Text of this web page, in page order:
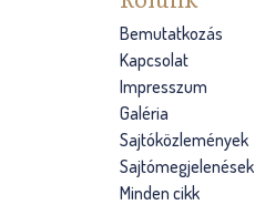
Bemutatkozás
Kapcsolat
Impresszum
Galéria
Sajtóközlemények
Sajtómegjelenések
Minden cikk